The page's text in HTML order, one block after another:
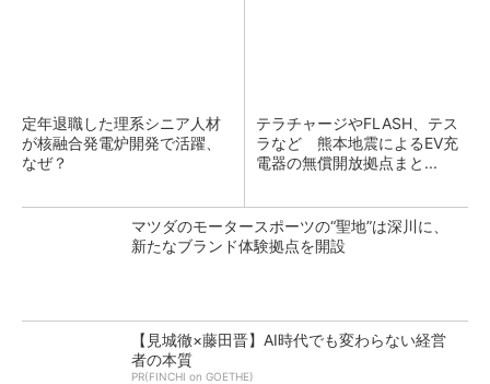
定年退職した理系シニア人材
が核融合発電炉開発で活躍、
なぜ？
テラチャージやFLASH、テス
ラなど 熊本地震によるEV充
電器の無償開放拠点まと...
マツダのモータースポーツの“聖地”は深川に、
新たなブランド体験拠点を開設
【見城徹×藤田晋】AI時代でも変わらない経営
者の本質
PR(FINCHI on GOETHE)